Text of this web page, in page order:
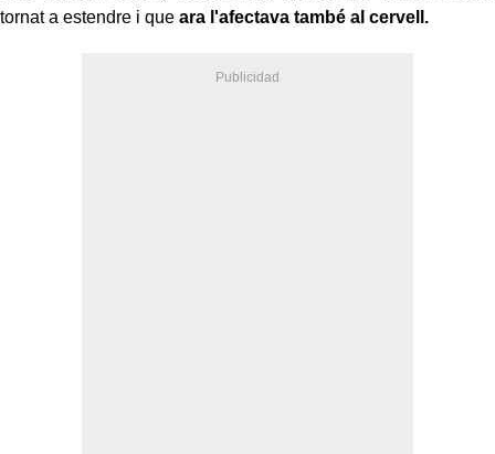
tornat a estendre i que ara l'afectava també al cervell.